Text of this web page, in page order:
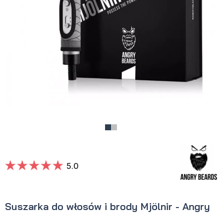
Suszarka do włosów i brody Mjölnir - Angry
5.0